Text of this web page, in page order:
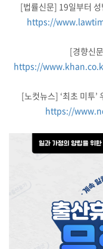
[법률신문] 19일부터
https://
[경향신
https://
[노컷뉴스] ‘최초 미투’
https://